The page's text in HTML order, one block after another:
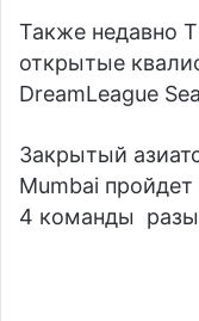
Также недавно
открытые
DreamLeague
Закрытый
Mumbai
4 команды